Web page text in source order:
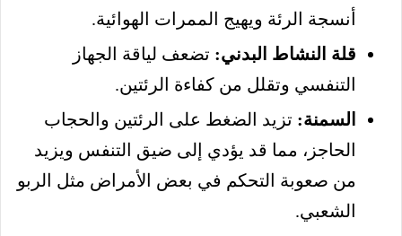
أنسجة الرئة ويهيج الممرات الهوائية.
قلة النشاط البدني: تضعف لياقة الجهاز
التنفسي وتقلل من كفاءة الرئتين.
السمنة: تزيد الضغط على الرئتين والحجاب
الحاجز، مما قد يؤدي إلى ضيق التنفس ويزيد
من صعوبة التحكم في بعض الأمراض مثل الربو
الشعبي.